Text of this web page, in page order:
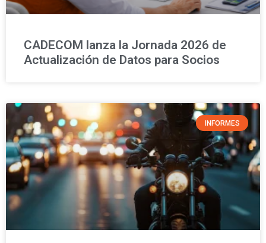
CADECOM lanza la Jornada 2026 de
Actualización de Datos para Socios
INFORMES